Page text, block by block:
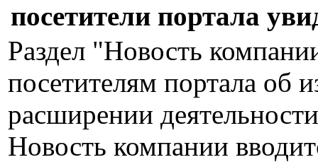
посетители портала
Раздел "Новость
посетителям портала об
расширении
Новость компании